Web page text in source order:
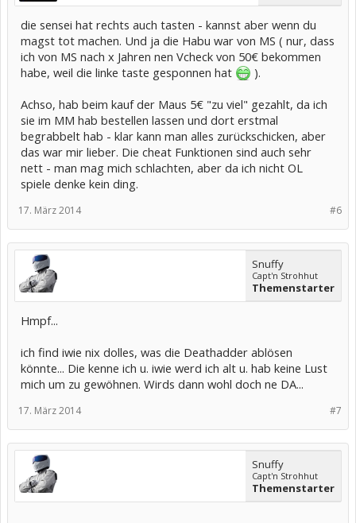
die sensei hat rechts auch tasten - kannst aber wenn du
magst tot machen. Und ja die Habu war von MS ( nur, dass
ich von MS nach x Jahren nen Vcheck von 50€ bekommen
habe, weil die linke taste gesponnen hat
).
Achso, hab beim kauf der Maus 5€ "zu viel" gezahlt, da ich
sie im MM hab bestellen lassen und dort erstmal
begrabbelt hab - klar kann man alles zurückschicken, aber
das war mir lieber. Die cheat Funktionen sind auch sehr
nett - man mag mich schlachten, aber da ich nicht OL
spiele denke kein ding.
#6
17. März 2014
Snuffy
Capt'n Strohhut
Themenstarter
Hmpf...
ich find iwie nix dolles, was die Deathadder ablösen
könnte... Die kenne ich u. iwie werd ich alt u. hab keine Lust
mich um zu gewöhnen. Wirds dann wohl doch ne DA...
#7
17. März 2014
Snuffy
Capt'n Strohhut
Themenstarter